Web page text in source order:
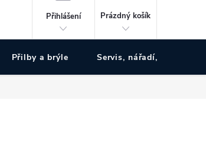
Přihlášení
Prázdný košík
Přilby a brýle Servis, nářadí, pumpy